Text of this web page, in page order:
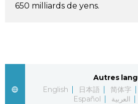
Données
Personnages
Chroniques
official SNS
650 milliards de yens.
Autres
English
日本語 简体字
Español
العربية